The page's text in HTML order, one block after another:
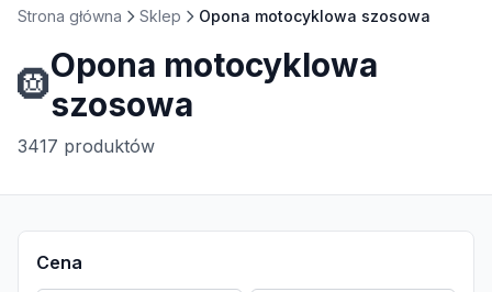
Strona główna Sklep Opona motocyklowa szosowa
🛞Opona motocyklowa
szosowa
3417 produktów
Cena